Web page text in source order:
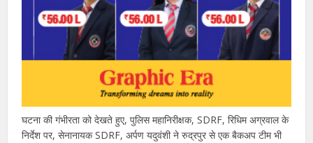
घटना की गंभीरता को देखते हुए, पुलिस महानिरीक्षक, SDRF, रिधिम अग्रवाल के
निर्देश पर, सेनानायक SDRF, अर्पण यदुवंशी ने रुद्रपुर से एक बैकअप टीम भी